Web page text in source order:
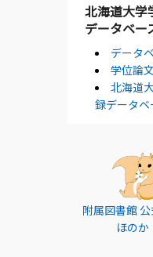
北海道大学
データベー
データ
学位論
北海道
録データベ
附属図書館
ほのか